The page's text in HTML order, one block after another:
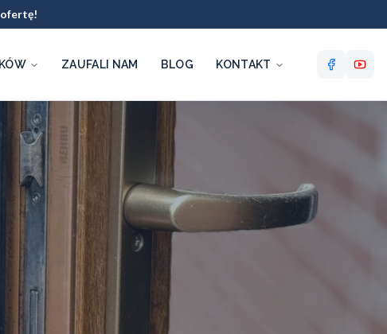
ofertę!
ZAUFALI NAM BLOG KONTAKT